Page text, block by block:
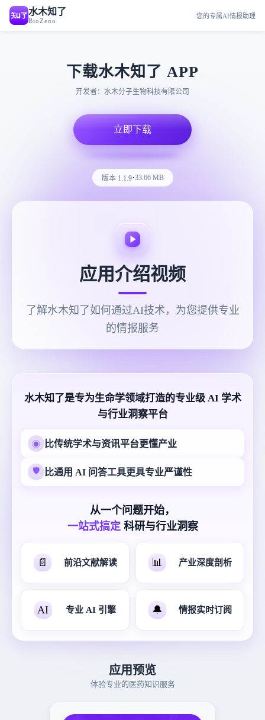
水木知了
BioZeno
您的专属AI情报助理
下载水木知了 APP
开发者：水木分子生物科技有限公司
立即下载
版本 1.1.9·33.66 MB
应用介绍视频
了解水木知了如何通过AI技术，为您提供专业
的情报服务
水木知了是专为生命学领域打造的专业级 AI 学术
与行业洞察平台
◉ 比传统学术与资讯平台更懂产业
🛡 比通用 AI 问答工具更具专业严谨性
从一个问题开始，
一站式搞定科研与行业洞察
📄 前沿文献解读 📊 产业深度剖析
AI 专业 AI 引擎 🔔 情报实时订阅
应用预览
体验专业的医药知识服务